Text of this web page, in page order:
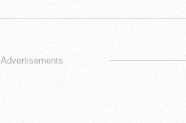
Advertisements